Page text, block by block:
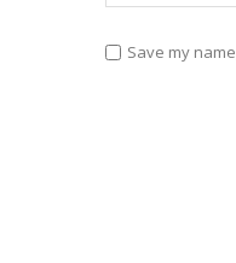
Save my